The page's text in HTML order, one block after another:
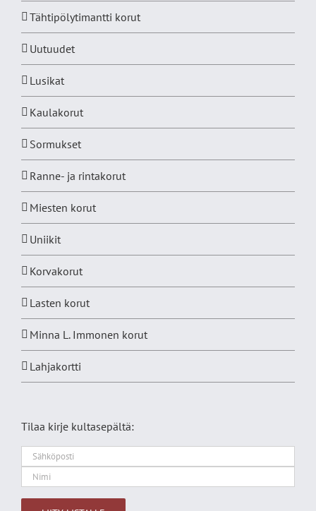
Tähtipölytimantti korut
Uutuudet
Lusikat
Kaulakorut
Sormukset
Ranne- ja rintakorut
Miesten korut
Uniikit
Korvakorut
Lasten korut
Minna L. Immonen korut
Lahjakortti
Tilaa kirje kultasepältä: